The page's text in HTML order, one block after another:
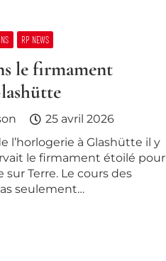
RP NEWS
le firmament
25 avril 2026
l’horlogerie à Glashütte il y
le firmament étoilé pour
Terre. Le cours des
seulement…